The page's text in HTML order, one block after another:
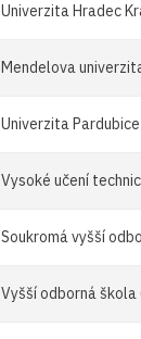
Univerzita Hradec
Mendelova
Univerzita Pardubice
Vysoké učení
Soukromá vyšší
Vyšší odborná škola